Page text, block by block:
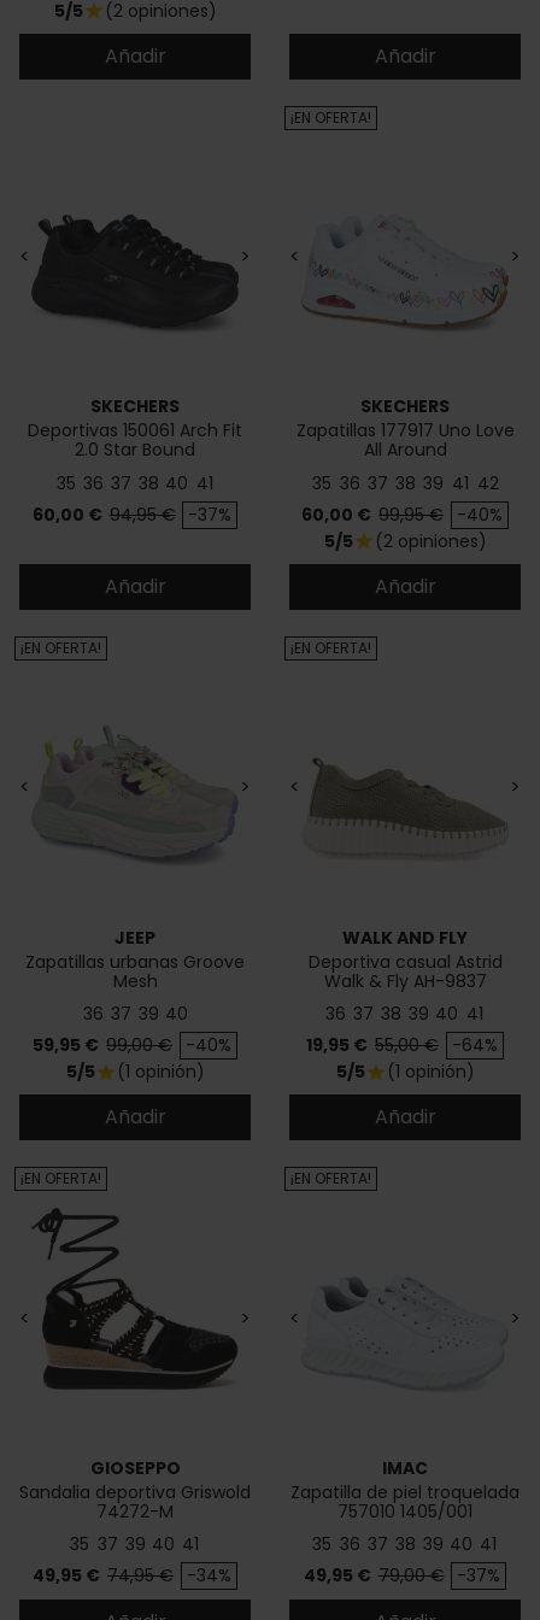
5/5star (2 opiniones)
Añadir Añadir
< >
SKECHERS
Deportivas 150061 Arch Fit
2.0 Star Bound
35 36 37 38 40 41
Precio
60,00 € Precio base
94,95 € -37%
Añadir
< >
SKECHERS
Zapatillas 177917 Uno Love
All Around
35 36 37 38 39 41 42
Precio
60,00 € Precio base
99,95 € -40%
¡EN OFERTA!
5/5star (2 opiniones)
Añadir
< >
JEEP
Zapatillas urbanas Groove
Mesh
36 37 39 40
Precio
59,95 € Precio base
99,00 € -40%
¡EN OFERTA!
5/5star (1 opinión)
Añadir
< >
WALK AND FLY
Deportiva casual Astrid
Walk & Fly AH-9837
36 37 38 39 40 41
Precio
19,95 € Precio base
55,00 € -64%
¡EN OFERTA!
5/5star (1 opinión)
Añadir
< >
GIOSEPPO
Sandalia deportiva Griswold
74272-M
35 37 39 40 41
Precio
49,95 € Precio base
74,95 € -34%
¡EN OFERTA!
< >
IMAC
Zapatilla de piel troquelada
757010 1405/001
35 36 37 38 39 40 41
Precio
49,95 € Precio base
79,00 € -37%
¡EN OFERTA!